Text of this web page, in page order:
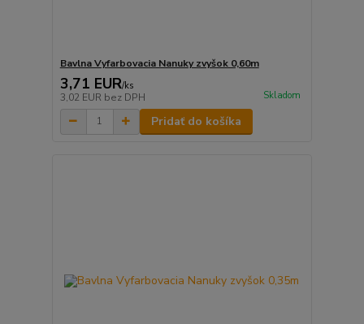
Bavlna Vyfarbovacia Nanuky zvyšok 0,60m
3,71 EUR/ks
3,02 EUR bez DPH Skladom
Pridať do košíka